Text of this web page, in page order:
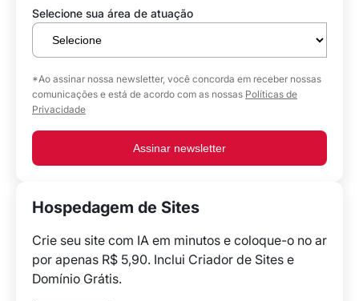
Selecione sua área de atuação
*Ao assinar nossa newsletter, você concorda em receber nossas
comunicações e está de acordo com as nossas Políticas de
Privacidade
Assinar newsletter
Hospedagem de Sites
Crie seu site com IA em minutos e coloque-o no ar
por apenas R$ 5,90. Inclui Criador de Sites e
Domínio Grátis.